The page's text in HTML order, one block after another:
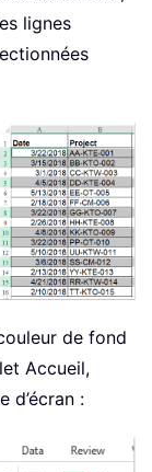
lignes
de fond
Accueil,
d’écran :